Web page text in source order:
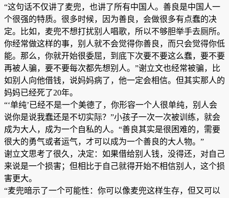
“这句话不仅讲了麦兜，也讲了所有中国人。善良是中国人一
个很强的特质。很多时候，因为善良，会做很多有点蠢的决
定。比如，麦兜不想打扰别人唱歌，所以不够胆举手去厕所。
你经常做这样的事，别人就不会觉得你善良，而只会觉得你低
能。那么，你就开始很委屈，到底下次要不要这么蠢，要不要
再被人骗，要不要每次都先想别人。”谢立文也经常被骗，比
如别人向他借钱，说妈妈病了，他一定会相信。但其实那人的
妈妈已经死了20年。
“‘单纯’已经不是一个美德了，你形容一个人很单纯，别人会
说你是说我蠢还是不切实际？”小孩子一次一次被训练，就会
成为大人，成为一个自私的人。“善良其实是很困难的，需要
很大的勇气或者运气，才可以成为一个善良的大人物。”
谢立文思考了很久，决定：如果借给别人钱，没得还，对自己
来说是一个损害；但相比于自己就得开始不相信别人，这个损
害更大。
“麦兜暗示了一个可能性：你可以像麦兜这样生存，但又可以